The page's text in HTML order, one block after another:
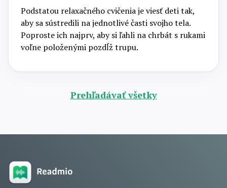
Podstatou relaxačného cvičenia je viesť deti tak,
aby sa sústredili na jednotlivé časti svojho tela.
Poproste ich najprv, aby si ľahli na chrbát s rukami
voľne položenými pozdĺž trupu.
Prehľadávať všetky